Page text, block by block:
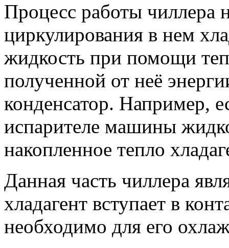
Процесс работы чиллера
циркулирования в нем
жидкость при помощи
полученной от неё
конденсатор. Например,
испарителе машины
накопленное тепло
Данная часть чиллера
хладагент вступает в
необходимо для его